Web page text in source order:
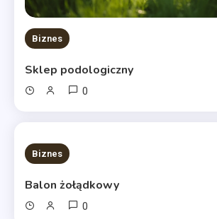
Biznes
Sklep podologiczny
0
10 MINS READ
Biznes
Balon żołądkowy
0